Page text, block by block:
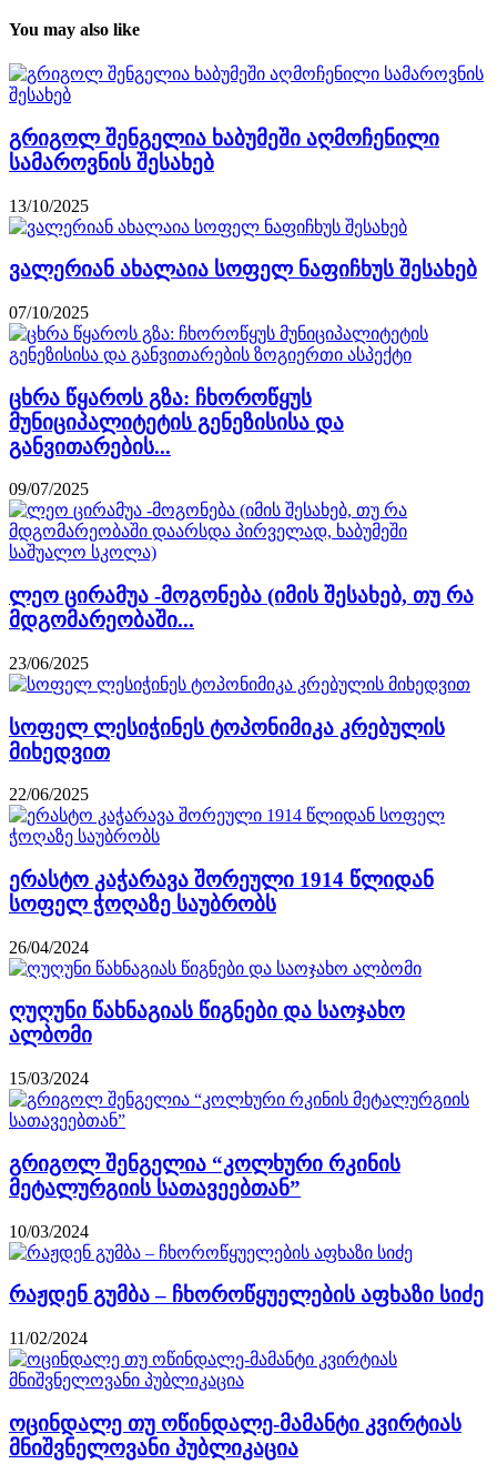
You may also like
გრიგოლ შენგელია ხაბუმეში აღმოჩენილი
სამაროვნის შესახებ
13/10/2025
ვალერიან ახალაია სოფელ ნაფიჩხუს შესახებ
07/10/2025
ცხრა წყაროს გზა: ჩხოროწყუს
მუნიციპალიტეტის გენეზისისა და
განვითარების...
09/07/2025
ლეო ცირამუა -მოგონება (იმის შესახებ, თუ რა
მდგომარეობაში...
23/06/2025
სოფელ ლესიჭინეს ტოპონიმიკა კრებულის
მიხედვით
22/06/2025
ერასტო კაჭარავა შორეული 1914 წლიდან
სოფელ ჭოღაზე საუბრობს
26/04/2024
ღუღუნი წახნაგიას წიგნები და საოჯახო
ალბომი
15/03/2024
გრიგოლ შენგელია “კოლხური რკინის
მეტალურგიის სათავეებთან”
10/03/2024
რაჟდენ გუმბა – ჩხოროწყუელების აფხაზი სიძე
11/02/2024
ოცინდალე თუ ოწინდალე-მამანტი კვირტიას
მნიშვნელოვანი პუბლიკაცია